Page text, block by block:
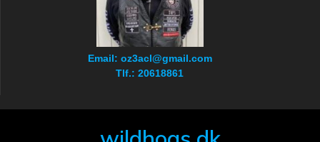
Email: oz3acl@gmail.com
Tlf.: 20618861